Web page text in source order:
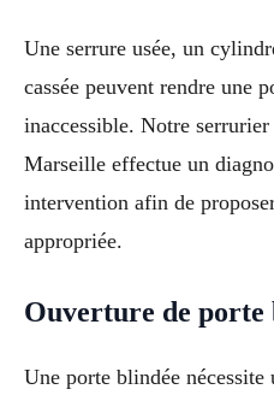
Une serrure usée, un
cassée peuvent rendre une
inaccessible. Notre
Marseille effectue un
intervention afin de
appropriée.
Ouverture de porte
Une porte blindée